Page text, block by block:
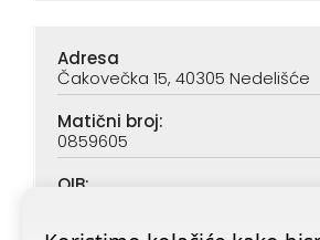
Adresa
Čakovečka 15, 40305 Nedelišće
Matični broj:
0859605
OIB: